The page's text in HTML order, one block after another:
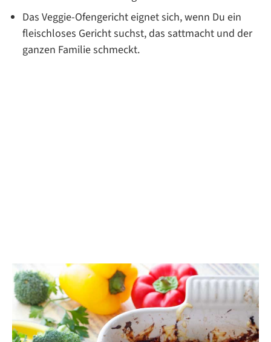
Das Veggie-Ofengericht eignet sich, wenn Du ein
fleischloses Gericht suchst, das sattmacht und der
ganzen Familie schmeckt.